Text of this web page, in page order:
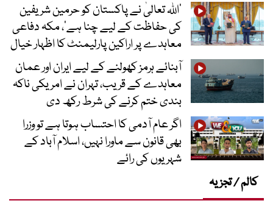
’اللہ تعالیٰ نے پاکستان کو حرمین شریفین
کی حفاظت کے لیے چنا ہے‘، مکہ دفاعی
معاہدے پر اراکین پارلیمنٹ کا اظہار خیال
آبنائے ہرمز کھولنے کے لیے ایران اور عمان
معاہدے کے قریب، تہران نے امریکی ناکہ
بندی ختم کرنے کی شرط رکھ دی
اگر عام آدمی کا احتساب ہوتا ہے تو وزرا
بھی قانون سے ماورا نہیں، اسلام آباد کے
شہریوں کی رائے
کالم / تجزیہ